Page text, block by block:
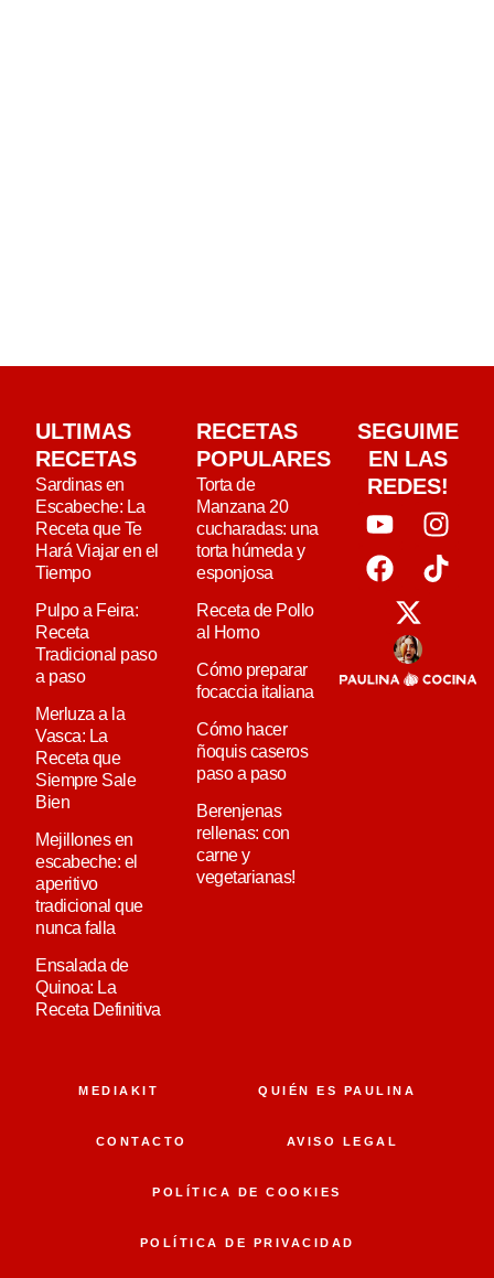
ULTIMAS
RECETAS
Sardinas en
Escabeche: La
Receta que Te
Hará Viajar en el
Tiempo
Pulpo a Feira:
Receta
Tradicional paso
a paso
Merluza a la
Vasca: La
Receta que
Siempre Sale
Bien
Mejillones en
escabeche: el
aperitivo
tradicional que
nunca falla
Ensalada de
Quinoa: La
Receta Definitiva
RECETAS
POPULARES
Torta de
Manzana 20
cucharadas: una
torta húmeda y
esponjosa
Receta de Pollo
al Horno
Cómo preparar
focaccia italiana
Cómo hacer
ñoquis caseros
paso a paso
Berenjenas
rellenas: con
carne y
vegetarianas!
SEGUIME
EN LAS
REDES!
MEDIAKIT QUIÉN ES PAULINA
CONTACTO AVISO LEGAL
POLÍTICA DE COOKIES
POLÍTICA DE PRIVACIDAD